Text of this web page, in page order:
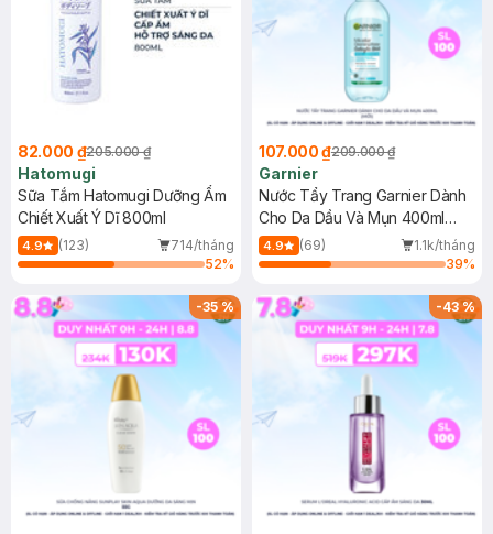
82.000 ₫205.000 ₫
Hatomugi
Sữa Tắm Hatomugi Dưỡng Ẩm
Chiết Xuất Ý Dĩ 800ml
4.9 (123)
714/tháng
52%
107.000 ₫209.000 ₫
Garnier
Nước Tẩy Trang Garnier Dành
Cho Da Dầu Và Mụn 400ml
(Mới)
4.9 (69)
1.1k/tháng
39%
-35% -43%